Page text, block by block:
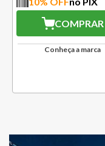
COMPRAR
Conheça a marca